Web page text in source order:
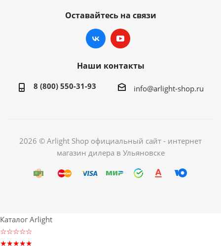
Оставайтесь на связи
Наши контакты
8 (800) 550-31-93 info@arlight-shop.ru
2026 © Arlight Shop официальный сайт - интернет
магазин дилера в Ульяновске
Каталог Arlight
☆☆☆☆☆
★★★★★